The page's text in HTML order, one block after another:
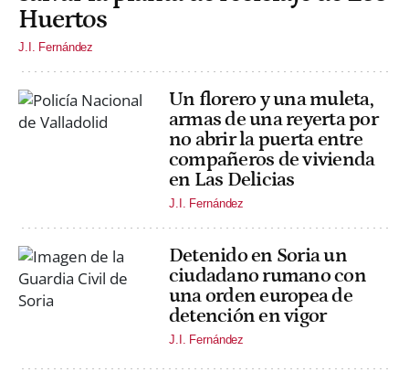
Huertos
J.I. Fernández
Un florero y una muleta,
armas de una reyerta por
no abrir la puerta entre
compañeros de vivienda
en Las Delicias
J.I. Fernández
Detenido en Soria un
ciudadano rumano con
una orden europea de
detención en vigor
J.I. Fernández